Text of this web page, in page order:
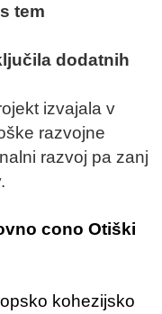
tem
dodatnih
izvajala v
razvojne
razvoj pa zanj
cono Otiški
kohezijsko